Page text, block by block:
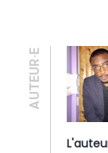
AUTEUR·E